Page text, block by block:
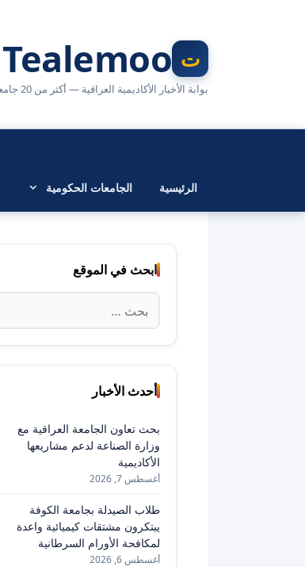
Tealemoo | تعليمو
بوابة الأخبار الأكاديمية العراقية — أكثر من 20 جامعة وكلية في مكان واحد
الرئيسية الجامعات الحكومية
ابحث في الموقع
البحث
عن:
أحدث الأخبار
بحث تعاون الجامعة العراقية مع
وزارة الصناعة لدعم مشاريعها
الأكاديمية
أغسطس 7, 2026
طلاب الصيدلة بجامعة الكوفة
يبتكرون مشتقات كيميائية واعدة
لمكافحة الأورام السرطانية
أغسطس 6, 2026